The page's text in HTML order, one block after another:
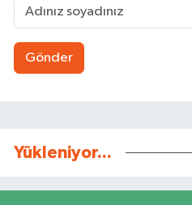
Gönder
Yükleniyor...